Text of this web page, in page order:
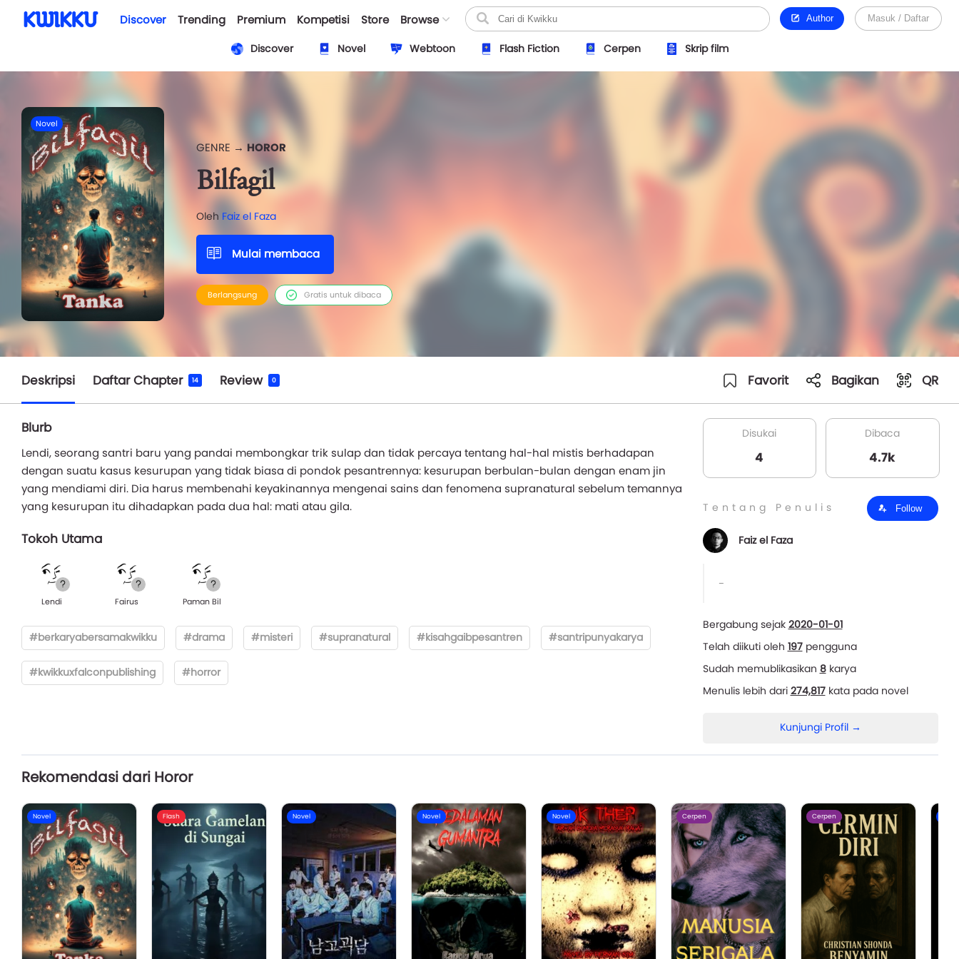
Discover Trending Premium Kompetisi Store Browse Author Masuk / Daftar
Discover Novel Webtoon Flash Fiction Cerpen Skrip film
Novel
GENRE →HOROR
Bilfagil
Oleh Faiz el Faza
Mulai membaca
Berlangsung Gratis untuk dibaca
Deskripsi Daftar Chapter 14 Review 0 Favorit Bagikan QR
Blurb
Lendi, seorang santri baru yang pandai membongkar trik sulap dan tidak percaya tentang hal-hal mistis berhadapan
dengan suatu kasus kesurupan yang tidak biasa di pondok pesantrennya: kesurupan berbulan-bulan dengan enam jin
yang mendiami diri. Dia harus membenahi keyakinannya mengenai sains dan fenomena supranatural sebelum temannya
yang kesurupan itu dihadapkan pada dua hal: mati atau gila.
Tokoh Utama
Lendi Fairus Paman Bil
#berkaryabersamakwikku #drama #misteri #supranatural #kisahgaibpesantren #santripunyakarya
#kwikkuxfalconpublishing #horror
Disukai
4
Dibaca
4.7k
Tentang Penulis Follow
Faiz el Faza
-
Bergabung sejak 2020-01-01
Telah diikuti oleh 197pengguna
Sudah memublikasikan 8karya
Menulis lebih dari 274,817kata pada novel
Kunjungi Profil →
Rekomendasi dari Horor
Novel Flash Novel Novel Novel Cerpen Cerpen